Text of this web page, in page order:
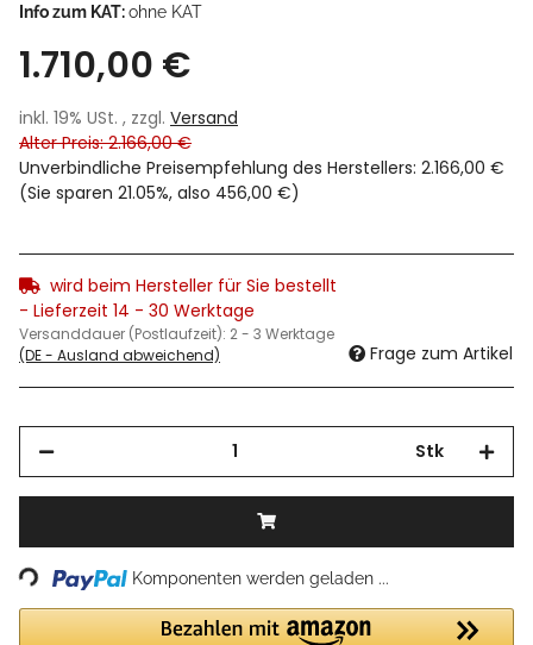
Info zum KAT:ohne KAT
1.710,00 €
inkl. 19% USt. , zzgl. Versand
Alter Preis: 2.166,00 €
Unverbindliche Preisempfehlung des Herstellers: 2.166,00 €
(Sie sparen 21.05%, also 456,00 €)
wird beim Hersteller für Sie bestellt
- Lieferzeit 14 - 30 Werktage
Versanddauer (Postlaufzeit): 2 - 3 Werktage
(DE - Ausland abweichend)
Frage zum Artikel
Stk
Loading... Komponenten werden geladen ...